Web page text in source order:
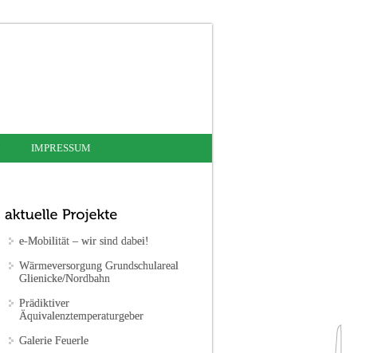
IMPRESSUM
e-Mobilität – wir sind dabei!
Wärmeversorgung Grundschulareal
Glienicke/Nordbahn
Prädiktiver
Äquivalenztemperaturgeber
Galerie Feuerle